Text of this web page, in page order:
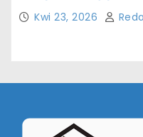
Kwi 23, 2026